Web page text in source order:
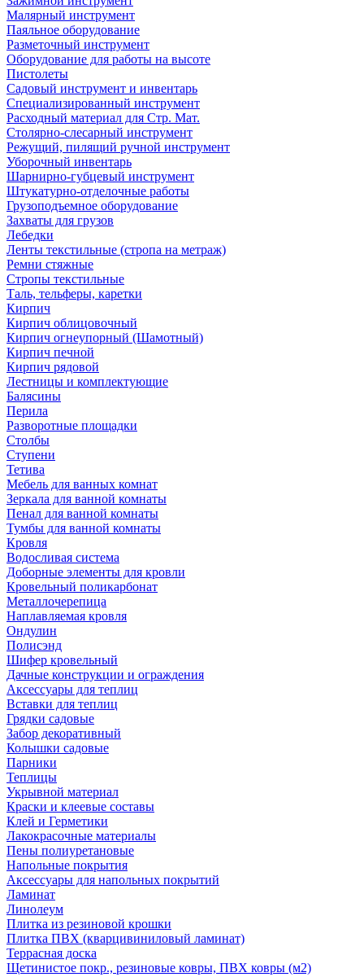
Малярный инструмент
Паяльное оборудование
Разметочный инструмент
Оборудование для работы на высоте
Пистолеты
Садовый инструмент и инвентарь
Специализированный инструмент
Расходный материал для Стр. Мат.
Столярно-слесарный инструмент
Режущий, пилящий ручной инструмент
Уборочный инвентарь
Шарнирно-губцевый инструмент
Штукатурно-отделочные работы
Грузоподъемное оборудование
Захваты для грузов
Лебедки
Ленты текстильные (стропа на метраж)
Ремни стяжные
Стропы текстильные
Таль, тельферы, каретки
Кирпич
Кирпич облицовочный
Кирпич огнеупорный (Шамотный)
Кирпич печной
Кирпич рядовой
Лестницы и комплектующие
Балясины
Перила
Разворотные площадки
Столбы
Ступени
Тетива
Мебель для ванных комнат
Зеркала для ванной комнаты
Пенал для ванной комнаты
Тумбы для ванной комнаты
Кровля
Водосливая система
Доборные элементы для кровли
Кровельный поликарбонат
Металлочерепица
Наплавляемая кровля
Ондулин
Полисэнд
Шифер кровельный
Дачные конструкции и ограждения
Аксессуары для теплиц
Вставки для теплиц
Грядки садовые
Забор декоративный
Колышки садовые
Парники
Теплицы
Укрывной материал
Краски и клеевые составы
Клей и Герметики
Лакокрасочные материалы
Пены полиуретановые
Напольные покрытия
Аксессуары для напольных покрытий
Ламинат
Линолеум
Плитка из резиновой крошки
Плитка ПВХ (кварцивиниловый ламинат)
Террасная доска
Щетинистое покр., резиновые ковры, ПВХ ковры (м2)